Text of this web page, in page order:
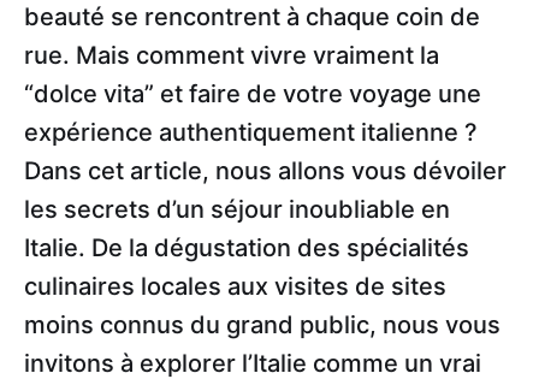
beauté se rencontrent à chaque coin de
rue. Mais comment vivre vraiment la
“dolce vita” et faire de votre voyage une
expérience authentiquement italienne ?
Dans cet article, nous allons vous dévoiler
les secrets d’un séjour inoubliable en
Italie. De la dégustation des spécialités
culinaires locales aux visites de sites
moins connus du grand public, nous vous
invitons à explorer l’Italie comme un vrai